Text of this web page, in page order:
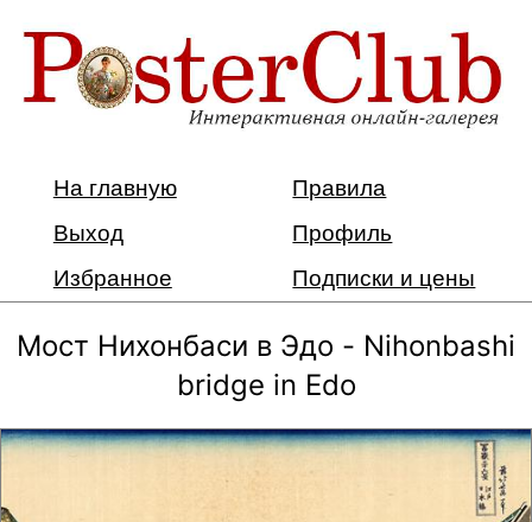
На главную
Правила
Выход
Профиль
Избранное
Подписки и цены
Мост Нихонбаси в Эдо - Nihonbashi
bridge in Edo